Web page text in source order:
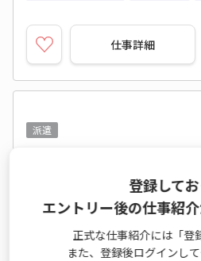
仕事詳細
派遣
登録して
エントリー後の仕事紹
正式な仕事紹介には「登
また、登録後ログインし